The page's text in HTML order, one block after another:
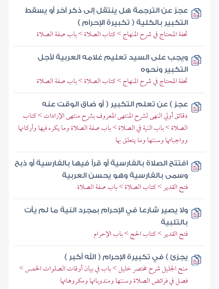
عجز عن الترجمة هل ينتقل إلى ذكر آخر أو يسقط
التكبير بالكلية ( تكبيرة الإحرام )
تحفة المحتاج في شرح المنهاج > كتاب الصلاة > باب صفة الصلاة
ويجب على السيد تعليم غلامه العربية لأجل
التكبير ونحوه
تحفة المحتاج في شرح المنهاج > كتاب الصلاة > باب صفة الصلاة
عجز ) عن تعلم التكبير ( أو ضاق الوقت عنه
دقائق أولي النهى لشرح المنتهى المعروف بشرح منتهى الإرادات > كتاب
الصلاة > باب النية في الصلاة > باب صفة الصلاة وما يكره فيها وأركانها
وواجباتها وسننها وما يتعلق بها
افتتح الصلاة بالفارسية أو قرأ فيها بالفارسية أو ذبح
وسمى بالفارسية وهو يحسن العربية
فتح القدير > كتاب الصلاة > باب صفة الصلاة
ولا يصير شارعا في الإحرام بمجرد النية ما لم يأت
بالتلبية
فتح القدير > كتاب الحج > باب الإحرام
يجزئ ) في تكبيرة الإحرام ( الله أكبر )
منح الجليل شرح مختصر خليل > باب في بيان أوقات الصلوات الخمس >
فصل في فرائض الصلاة وسننها ومندوباتها ومكروهاتها